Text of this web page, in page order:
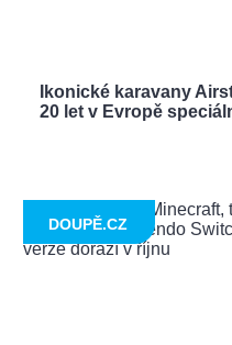
Ikonické karavany
20 let v Evropě
DOUPĚ.CZ